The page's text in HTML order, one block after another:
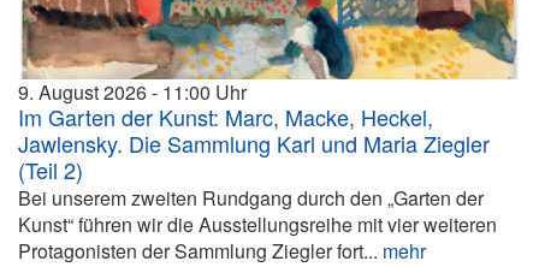
9. August 2026 11:00
Im Garten der Kunst: Marc, Macke, Heckel,
Jawlensky. Die Sammlung Karl und Maria Ziegler
(Teil 2)
Bei unserem zweiten Rundgang durch den „Garten der
Kunst“ führen wir die Ausstellungsreihe mit vier weiteren
Protagonisten der Sammlung Ziegler fort... mehr